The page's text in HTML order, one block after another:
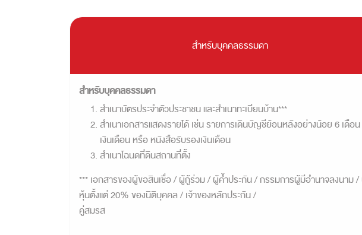
สำหรับบุคคลธรรมดา
สำหรับบุคคลธรรมดา
สำเนาบัตรประจำตัวประชาชน และสำเนาทะเบียนบ้าน***
สำเนาเอกสารแสดงรายได้ เช่น รายการเดินบัญชีย้อนหลังอย่างน้อย 6 เดือ
เงินเดือน หรือ หนังสือรับรองเงินเดือน
สำเนาโฉนดที่ดินสถานที่ตั้ง
*** เอกสารของผู้ขอสินเชื่อ / ผู้กู้ร่วม / ผู้ค้ำประกัน / กรรมการผู้มีอำนาจลงนาม
หุ้นตั้งแต่ 20% ของนิติบุคคล / เจ้าของหลักประกัน /
คู่สมรส